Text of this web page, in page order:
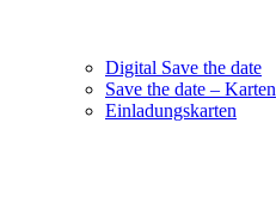
Digital Save the date
Save the date – Karten
Einladungskarten